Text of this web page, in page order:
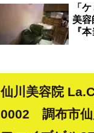
「
美
『
仙川美容院
0002 調布市仙